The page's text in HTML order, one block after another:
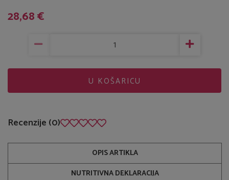
28,68 €
U KOŠARICU
Recenzije (0)
OPIS ARTIKLA
NUTRITIVNA DEKLARACIJA